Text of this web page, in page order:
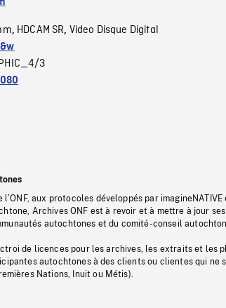
, HDCAM SR, Video Disque Digital
3
aux protocoles développés par
Archives ONF est à revoir et à mettre à jour
autochtones et du comité-conseil
de licences pour les archives, les extraits et les
autochtones à des clients ou clientes qui ne
Nations, Inuit ou Métis).